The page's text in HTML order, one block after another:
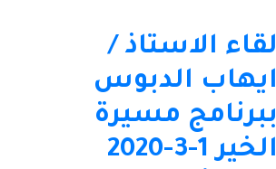
لقاء الاستاذ /
ايهاب الدبوس
ببرنامج مسيرة
الخير 1-3-2020